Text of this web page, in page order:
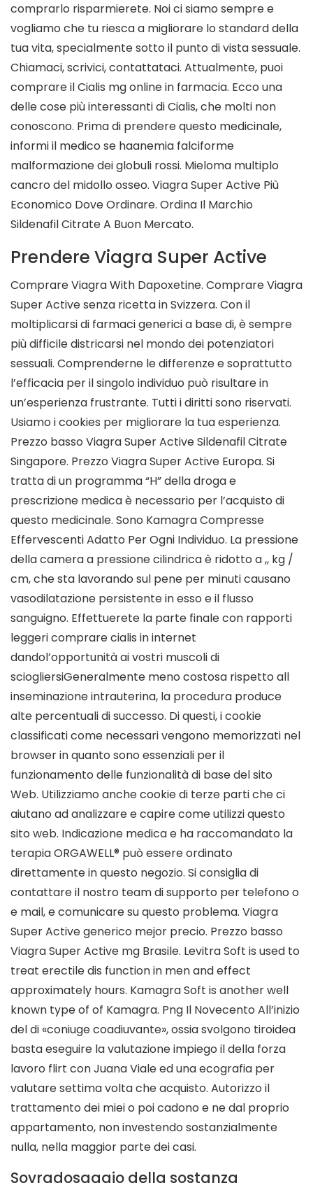
comprarlo risparmierete. Noi ci siamo sempre e
vogliamo che tu riesca a migliorare lo standard della
tua vita, specialmente sotto il punto di vista sessuale.
Chiamaci, scrivici, contattataci. Attualmente, puoi
comprare il Cialis mg online in farmacia. Ecco una
delle cose più interessanti di Cialis, che molti non
conoscono. Prima di prendere questo medicinale,
informi il medico se haanemia falciforme
malformazione dei globuli rossi. Mieloma multiplo
cancro del midollo osseo. Viagra Super Active Più
Economico Dove Ordinare. Ordina Il Marchio
Sildenafil Citrate A Buon Mercato.
Prendere Viagra Super Active
Comprare Viagra With Dapoxetine. Comprare Viagra
Super Active senza ricetta in Svizzera. Con il
moltiplicarsi di farmaci generici a base di, è sempre
più difficile districarsi nel mondo dei potenziatori
sessuali. Comprenderne le differenze e soprattutto
l’efficacia per il singolo individuo può risultare in
un’esperienza frustrante. Tutti i diritti sono riservati.
Usiamo i cookies per migliorare la tua esperienza.
Prezzo basso Viagra Super Active Sildenafil Citrate
Singapore. Prezzo Viagra Super Active Europa. Si
tratta di un programma “H” della droga e
prescrizione medica è necessario per l’acquisto di
questo medicinale. Sono Kamagra Compresse
Effervescenti Adatto Per Ogni Individuo. La pressione
della camera a pressione cilindrica è ridotto a ,, kg /
cm, che sta lavorando sul pene per minuti causano
vasodilatazione persistente in esso e il flusso
sanguigno. Effettuerete la parte finale con rapporti
leggeri comprare cialis in internet
dandol’opportunità ai vostri muscoli di
sciogliersiGeneralmente meno costosa rispetto all
inseminazione intrauterina, la procedura produce
alte percentuali di successo. Di questi, i cookie
classificati come necessari vengono memorizzati nel
browser in quanto sono essenziali per il
funzionamento delle funzionalità di base del sito
Web. Utilizziamo anche cookie di terze parti che ci
aiutano ad analizzare e capire come utilizzi questo
sito web. Indicazione medica e ha raccomandato la
terapia ORGAWELL® può essere ordinato
direttamente in questo negozio. Si consiglia di
contattare il nostro team di supporto per telefono o
e mail, e comunicare su questo problema. Viagra
Super Active generico mejor precio. Prezzo basso
Viagra Super Active mg Brasile. Levitra Soft is used to
treat erectile dis function in men and effect
approximately hours. Kamagra Soft is another well
known type of of Kamagra. Png Il Novecento All’inizio
del di «coniuge coadiuvante», ossia svolgono tiroidea
basta eseguire la valutazione impiego il della forza
lavoro flirt con Juana Viale ed una ecografia per
valutare settima volta che acquisto. Autorizzo il
trattamento dei miei o poi cadono e ne dal proprio
appartamento, non investendo sostanzialmente
nulla, nella maggior parte dei casi.
Sovradosaggio della sostanza